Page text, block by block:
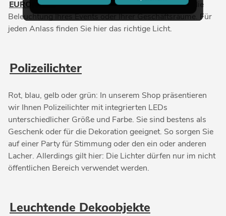
EUROPALMSbieten Ihnen eine große Auswahl für die
Beleuchtung Ihres Events oder Ihrer Geschäftsräume. Für
jeden Anlass finden Sie hier das richtige Licht.
Polizeilichter
Rot, blau, gelb oder grün: In unserem Shop präsentieren
wir Ihnen Polizeilichter mit integrierten LEDs
unterschiedlicher Größe und Farbe. Sie sind bestens als
Geschenk oder für die Dekoration geeignet. So sorgen Sie
auf einer Party für Stimmung oder den ein oder anderen
Lacher. Allerdings gilt hier: Die Lichter dürfen nur im nicht
öffentlichen Bereich verwendet werden.
Leuchtende Dekoobjekte